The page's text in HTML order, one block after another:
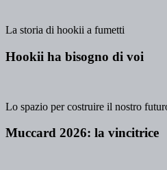
La storia di hookii a fumetti
Hookii ha bisogno di voi
Lo spazio per costruire il nostro
Muccard 2026: la vincitrice